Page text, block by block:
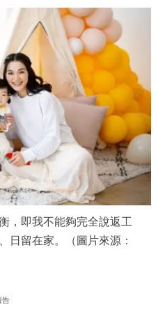
，即我不能夠完全說返工
日留在家。（圖片來源：
告